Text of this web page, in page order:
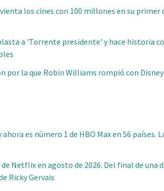
los cines con 100 millones en su
a 'Torrente presidente' y hace historia
por la que Robin Williams rompió con
ahora es número 1 de HBO Max en 56 países.
Netflix en agosto de 2026. Del final de una
Ricky Gervais